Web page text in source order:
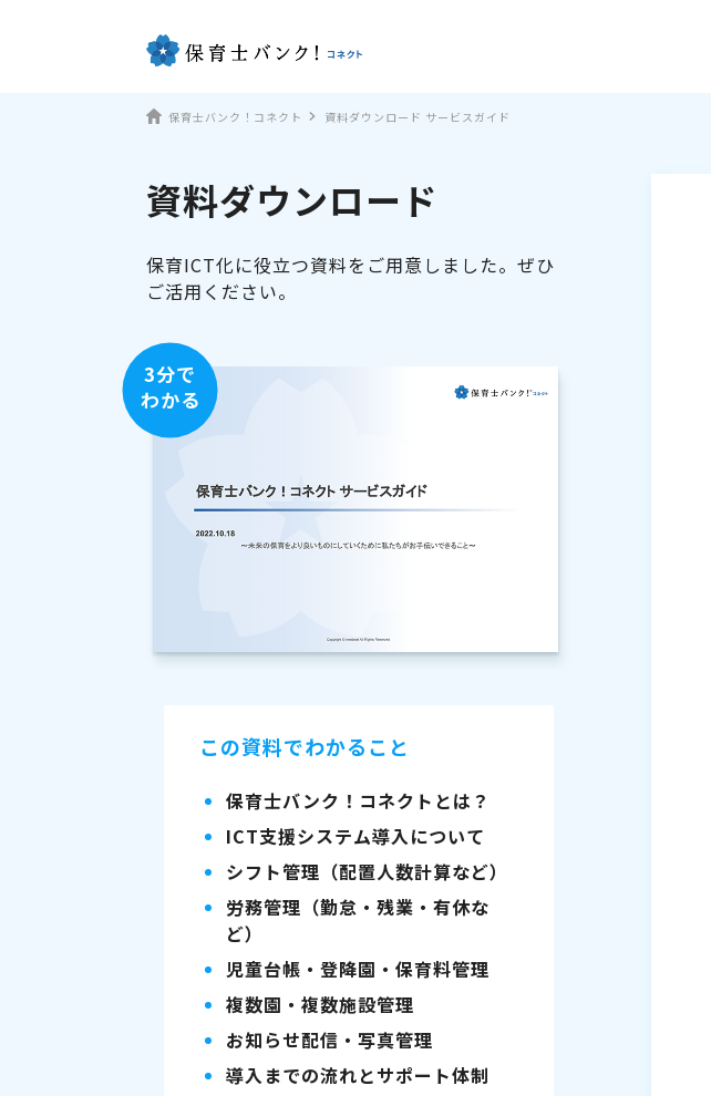
保育士バンク！コネクト 資料ダウンロード サービスガイド
資料ダウンロード
保育ICT化に役立つ資料をご用意しました。ぜひ
ご活用ください。
3分で
わかる
この資料でわかること
保育士バンク！コネクトとは？
ICT支援システム導入について
シフト管理（配置人数計算など）
労務管理（勤怠・残業・有休な
ど）
児童台帳・登降園・保育料管理
複数園・複数施設管理
お知らせ配信・写真管理
導入までの流れとサポート体制